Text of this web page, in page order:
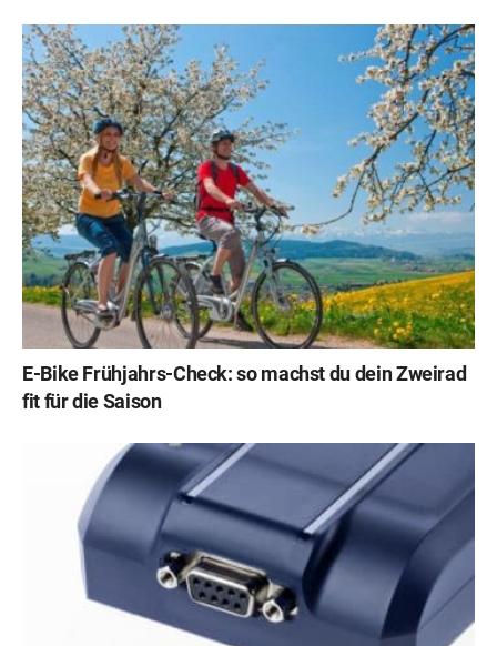
E-Bike Frühjahrs-Check: so machst du dein Zweirad
fit für die Saison